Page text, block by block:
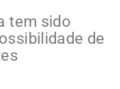
tem sido
de